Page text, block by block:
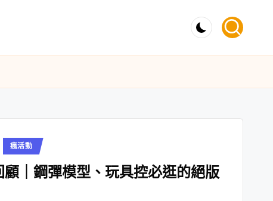
瘋活動
｜鋼彈模型、玩具控必逛的絕版